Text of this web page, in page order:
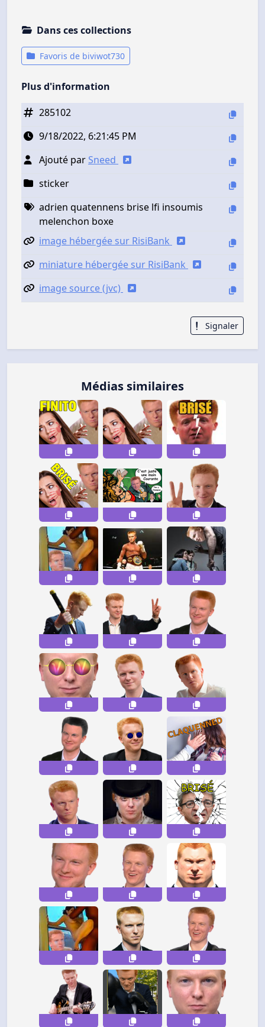
Dans ces collections
Favoris de biviwot730
Plus d'information
285102
9/18/2022, 6:21:45 PM
Ajouté par Sneed
sticker
adrien quatennens brise lfi insoumis
melenchon boxe
image hébergée sur RisiBank
miniature hébergée sur RisiBank
image source (jvc)
Signaler
Médias similaires